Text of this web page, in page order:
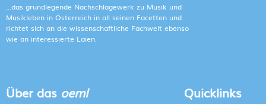
...das grundlegende Nachschlagewerk zu Musik und
Musikleben in Österreich in all seinen Facetten und
richtet sich an die wissenschaftliche Fachwelt ebenso
wie an interessierte Laien.
Über das oeml Quicklinks